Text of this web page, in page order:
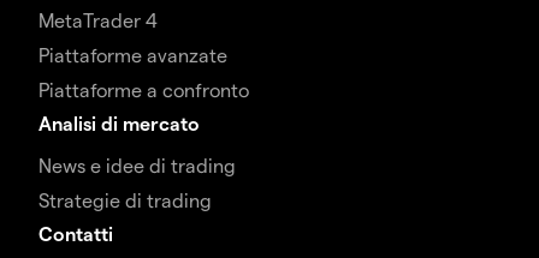
MetaTrader 4
Piattaforme avanzate
Piattaforme a confronto
Analisi di mercato
News e idee di trading
Strategie di trading
Contatti